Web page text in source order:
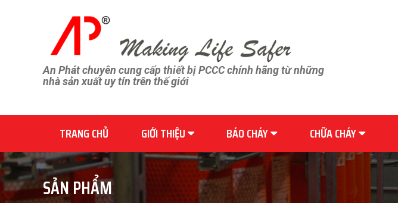
An Phát chuyên cung cấp thiết bị PCCC chính hãng từ những
nhà sản xuất uy tín trên thế giới
TRANG CHỦ GIỚI THIỆU BÁO CHÁY CHỮA CHÁY
SẢN PHẨM